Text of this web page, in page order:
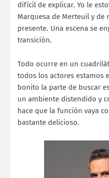
difícil de explicar. Yo le
Marquesa de Merteuil y de
presente. Una escena se
transición.
Todo ocurre en un
todos los actores estamos
bonito la parte de buscar
un ambiente distendido y
hace que la función vaya
bastante delicioso.